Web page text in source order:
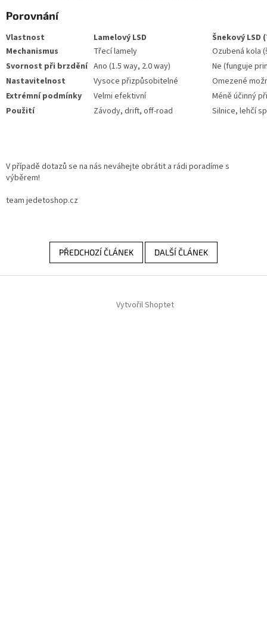
Porovnání
Vlastnost Lamelový LSD
Šnekový LSD
Mechanismus
Třecí lamely
Ozubená kola
Svornost při brzdění Ano (1.5 way, 2.0 way)
Ne (funguje
Nastavitelnost
Vysoce přizpůsobitelné
Omezené
Extrémní podmínky
Velmi efektivní
Méně účinný
Použití
Závody, drift, off-road Silnice, lehčí
V případě dotazů se na nás neváhejte obrátit a rádi poradíme s
výběrem!
team jedetoshop.cz
PŘEDCHOZÍ ČLÁNEK DALŠÍ ČLÁNEK
Vytvořil Shoptet